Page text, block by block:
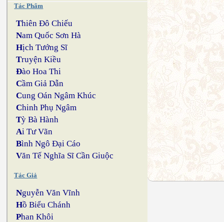
Tác Phẩm
Thiên Đô Chiếu
Nam Quốc Sơn Hà
Hịch Tướng Sĩ
Truyện Kiều
Đào Hoa Thi
Cầm Giả Dẫn
Cung Oán Ngâm Khúc
Chinh Phụ Ngâm
Tỳ Bà Hành
Ai Tư Vãn
Bình Ngô Đại Cáo
Văn Tế Nghĩa Sĩ Cần Giuộc
Tác Giả
Nguyễn Văn Vĩnh
Hồ Biểu Chánh
Phan Khôi